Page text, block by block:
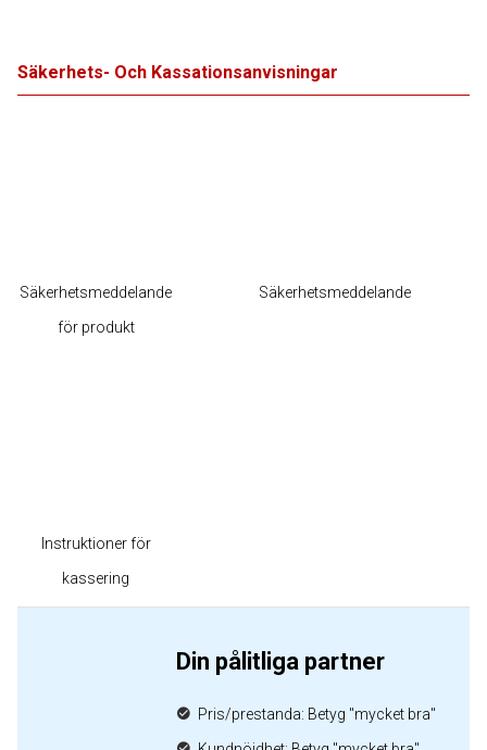
Säkerhets- Och Kassationsanvisningar
Säkerhetsmeddelande
för produkt
Säkerhetsmeddelande
Instruktioner för
kassering
Din pålitliga partner
Pris/prestanda: Betyg "mycket bra"